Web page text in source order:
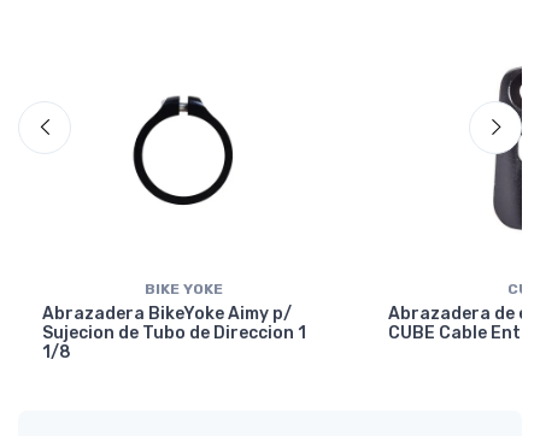
BIKE YOKE
Abrazadera BikeYoke Aimy p/
Sujecion de Tubo de Direccion 1
1/8
Abrazadera de
CUBE Cable